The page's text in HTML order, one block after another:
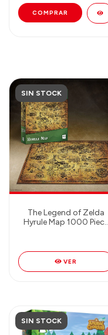
COMPRAR
SIN STOCK
The Legend of Zelda
Hyrule Map 1000 Piece
piezas!
VER
SIN STOCK